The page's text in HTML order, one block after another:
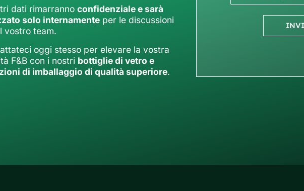
dati rimarrannoconfidenziale e sarà
solo internamente per le discussioni
vostro team.
oggi stesso per elevare la vostra
F&B con i nostri bottiglie di vetro e
di imballaggio di qualità superiore.